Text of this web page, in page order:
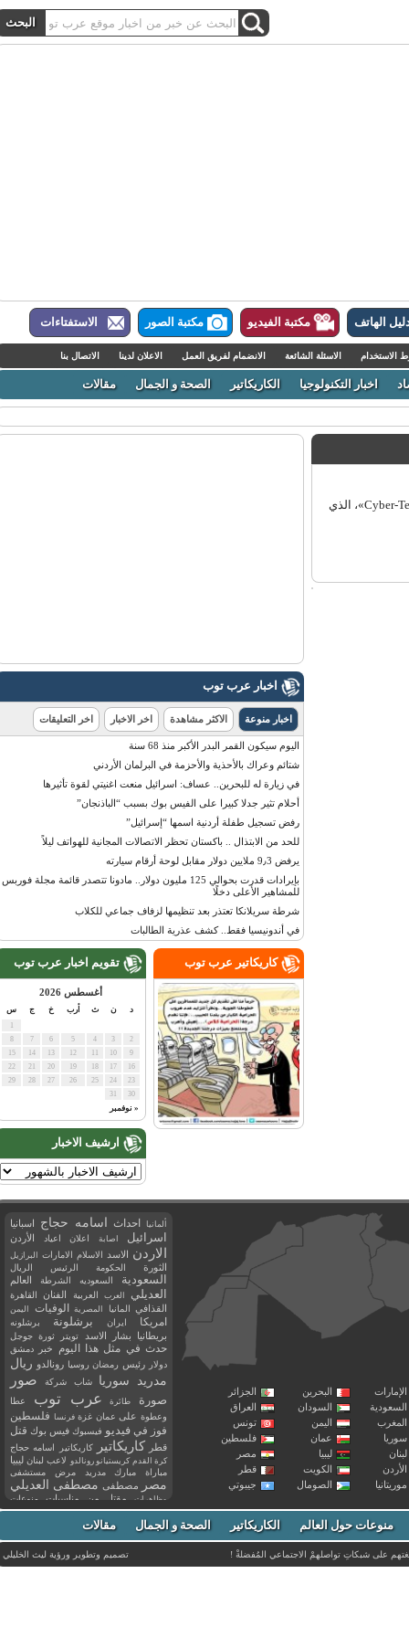
الهاتف مكتبة الفيديو مكتبة الصور الاستفتاءات
الاسئلة الشائعة الانضمام لفريق العمل الاعلان لدينا الاتصال بنا
اخبار التكنولوجيا الكاريكاتير الصحة و الجمال مقالات
عرب توب - تُوفِّي الهاكر السعودي "قاهر اليهود"، المعروف عالمياً بـ«Cyber-Terrorist»، الذي
اخبار عرب توب
اخبار منوعة الاكثر مشاهدة اخر الاخبار اخر التعليقات
اليوم سيكون القمر البدر الأكبر منذ 68 سنة
شتائم وعراك بالأحذية والأحزمة في البرلمان الأردني
في زيارة له للبحرين.. عساف: اسرائيل منعت اغنيتي لقوة تأثيرها
أحلام تثير جدلا كبيرا على الفيس بوك بسبب “الباذنجان”
رفض تسجيل طفلة أردنية اسمها “إسرائيل”
للحد من الابتذال .. باكستان تحظر الاتصالات المجانية للهواتف ليلاً
يرفض 9٫3 ملايين دولار مقابل لوحة أرقام سيارته
بإيرادات قدرت بحوالي 125 مليون دولار.. مادونا تتصدر قائمة مجلة فوربس
للمشاهير الأعلى دخلًا
شرطة سريلانكا تعتذر بعد تنظيمها لزفاف جماعي للكلاب
في أندونيسيا فقط.. كشف عذرية الطالبات
تقويم اخبار عرب توب
أغسطس 2026
أرب س
« نوفمبر
ارشيف الاخبار
كاريكاتير عرب توب
البحرين
الجزائر
السودان
العراق
اليمن
تونس
عمان
فلسطين
ليبيا
مصر
الكويت
قطر
الصومال جيبوتي
ألمانيا احداث اسامه حجاج اسبانيا
اسرائيل اصابة اعلان اعياد الأردن
الاردن الاسد الاسلام الامارات البرازيل
الثورة الحكومة الرئيس الريال
السعودية السعوديه الشرطة العالم
العديلي العرب العربية الفنان القاهرة
القذافي المانيا المصرية الوفيات اليمن
امريكا ايران برشلونة برشلونه
بريطانيا بشار الاسد تويتر ثورة جوجل
حدث في مثل هذا اليوم خبر دمشق
دولار رئيس رمضان روسيا رونالدو ريال
مدريد
سوريا شاب شركة صور
صورة طائرة عرب توب
عطا
وعطوة على عمان غزة فرنسا فلسطين
فوز في فيديو فيسبوك فيس بوك قتل
قطر كاريكاتير كاريكاتير اسامه حجاج
كرة القدم كريستيانو رونالدو لاعب لبنان ليبيا
مباراة مبارك مدريد مرض مستشفى
مصر مصطفى مصطفى العديلي
مظاهرات مقتل من مناسبات
منوعات
مواليد
موت ميسي ميلان نادي نشر
وفاة وفيات يوتيوب منوعات حول العالم الكاريكاتير الصحة و الجمال مقالات
على شبكاتِ تواصلهمْ الاجتماعي المُفضلةْ ! تصميم وتطوير ورؤيةليث الخليلي